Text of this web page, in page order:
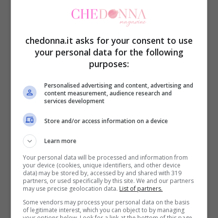
colazione con un caffè o tè con
dolcificante e due fette biscottate
integrali. Spuntino: frutta a piacere.
Pranzo: petto di pollo alla griglia e insalata
di lattuga. Cena: nasello ai ferri, verdure
cotte e un pomodoro condito con sale,
aglio, olio e prezzemolo.
Martedì:colazione con un caffè o tè con
dolcificante e due fette biscottate
integrali. Pranzo: fagiolini cotti, carne di
vitello alla griglia e frutta fresca. Cena: un
uovo alla coque, merluzzo bollito o alla
chedonna.it asks for your consent to use
your personal data for the following
purposes:
Personalised advertising and content, advertising and
content measurement, audience research and
services development
Store and/or access information on a device
Learn more
Your personal data will be processed and information from
your device (cookies, unique identifiers, and other device
data) may be stored by, accessed by and shared with 319
partners, or used specifically by this site. We and our partners
may use precise geolocation data. List of partners.
Some vendors may process your personal data on the basis
of legitimate interest, which you can object to by managing